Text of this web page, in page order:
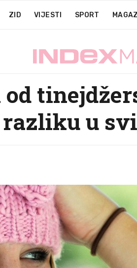
ZID VIJESTI SPORT
u